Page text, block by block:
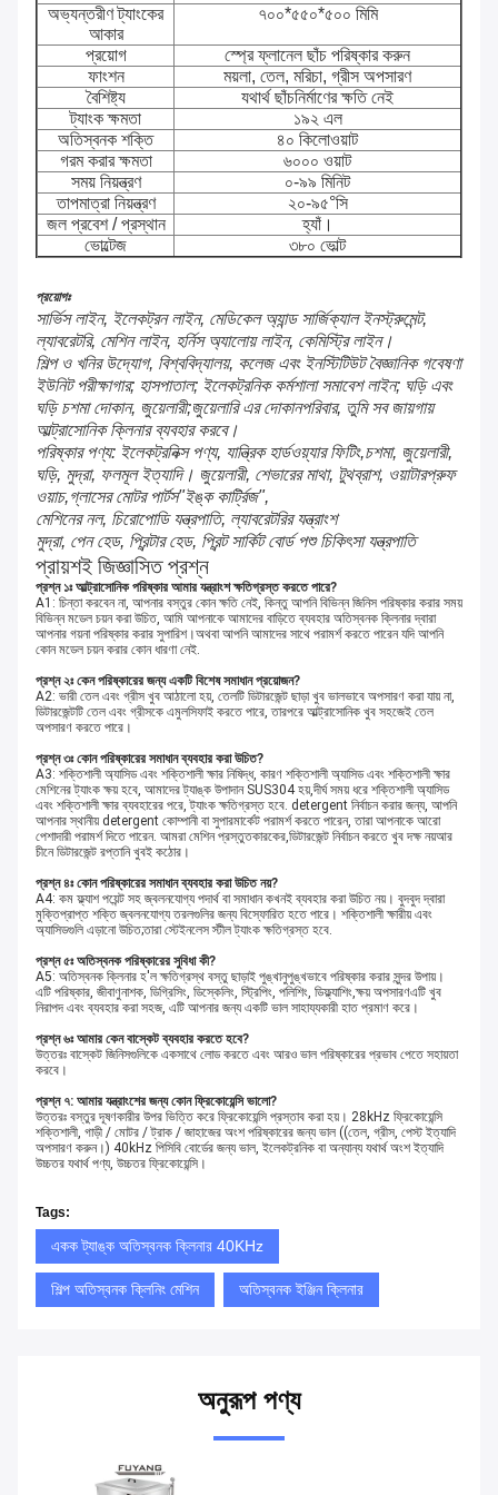
অভ্যন্তরীণ ট্যাংকের
আকার
৭০০*৫৫০*৫০০ মিমি
প্রয়োগ
স্প্রে ফ্লানেল ছাঁচ পরিষ্কার করুন
ফাংশন
ময়লা, তেল, মরিচা, গ্রীস অপসারণ
বৈশিষ্ট্য
যথার্থ ছাঁচনির্মাণের ক্ষতি নেই
ট্যাংক ক্ষমতা
১৯২ এল
অতিস্বনক শক্তি
৪০ কিলোওয়াট
গরম করার ক্ষমতা
৬০০০ ওয়াট
সময় নিয়ন্ত্রণ
০-৯৯ মিনিট
তাপমাত্রা নিয়ন্ত্রণ
২০-৯৫°সি
জল প্রবেশ / প্রস্থান
হ্যাঁ।
ভোল্টেজ
৩৮০ ভোল্ট
প্রয়োগঃ
সার্ভিস লাইন, ইলেকট্রন লাইন, মেডিকেল অ্যান্ড সার্জিক্যাল ইনস্ট্রুমেন্ট,
ল্যাবরেটরি, মেশিন লাইন, হর্নিস অ্যালোয় লাইন, কেমিস্ট্রি লাইন।
শিল্প ও খনির উদ্যোগ, বিশ্ববিদ্যালয়, কলেজ এবং ইনস্টিটিউট বৈজ্ঞানিক গবেষণা
ইউনিট পরীক্ষাগার; হাসপাতাল; ইলেকট্রনিক কর্মশালা সমাবেশ লাইন; ঘড়ি এবং
ঘড়ি চশমা দোকান, জুয়েলারী;জুয়েলারি এর দোকানপরিবার, তুমি সব জায়গায়
আল্ট্রাসোনিক ক্লিনার ব্যবহার করবে।
পরিষ্কার পণ্য: ইলেকট্রনিক্স পণ্য, যান্ত্রিক হার্ডওয়্যার ফিটিং,চশমা, জুয়েলারী,
ঘড়ি, মুদ্রা, ফলমূল ইত্যাদি। জুয়েলারী, শেভারের মাথা, টুথব্রাশ, ওয়াটারপ্রুফ
ওয়াচ,গ্লাসের মোটর পার্টস"ইঙ্ক কার্ট্রিজ",
মেশিনের নল, চিরোপোডি যন্ত্রপাতি, ল্যাবরেটরির যন্ত্রাংশ
মুদ্রা, পেন হেড, প্রিন্টার হেড, প্রিন্ট সার্কিট বোর্ড পশু চিকিৎসা যন্ত্রপাতি
প্রায়শই জিজ্ঞাসিত প্রশ্ন
প্রশ্ন ১ঃ আল্ট্রাসোনিক পরিষ্কার আমার যন্ত্রাংশ ক্ষতিগ্রস্ত করতে পারে?
A1: চিন্তা করবেন না, আপনার বস্তুর কোন ক্ষতি নেই, কিন্তু আপনি বিভিন্ন জিনিস পরিষ্কার করার সময়
বিভিন্ন মডেল চয়ন করা উচিত, আমি আপনাকে আমাদের বাড়িতে ব্যবহার অতিস্বনক ক্লিনার দ্বারা
আপনার গয়না পরিষ্কার করার সুপারিশ।অথবা আপনি আমাদের সাথে পরামর্শ করতে পারেন যদি আপনি
কোন মডেল চয়ন করার কোন ধারণা নেই.
প্রশ্ন ২ঃ কেন পরিষ্কারের জন্য একটি বিশেষ সমাধান প্রয়োজন?
A2: ভারী তেল এবং গ্রীস খুব আঠালো হয়, তেলটি ডিটারজেন্ট ছাড়া খুব ভালভাবে অপসারণ করা যায় না,
ডিটারজেন্টটি তেল এবং গ্রীসকে এমুলসিফাই করতে পারে, তারপরে আল্ট্রাসোনিক খুব সহজেই তেল
অপসারণ করতে পারে।
প্রশ্ন ৩ঃ কোন পরিষ্কারের সমাধান ব্যবহার করা উচিত?
A3: শক্তিশালী অ্যাসিড এবং শক্তিশালী ক্ষার নিষিদ্ধ, কারণ শক্তিশালী অ্যাসিড এবং শক্তিশালী ক্ষার
মেশিনের ট্যাংক ক্ষয় হবে, আমাদের ট্যাঙ্ক উপাদান SUS304 হয়,দীর্ঘ সময় ধরে শক্তিশালী অ্যাসিড
এবং শক্তিশালী ক্ষার ব্যবহারের পরে, ট্যাংক ক্ষতিগ্রস্ত হবে. detergent নির্বাচন করার জন্য, আপনি
আপনার স্থানীয় detergent কোম্পানী বা সুপারমার্কেট পরামর্শ করতে পারেন, তারা আপনাকে আরো
পেশাদারী পরামর্শ দিতে পারেন. আমরা মেশিন প্রস্তুতকারকের,ডিটারজেন্ট নির্বাচন করতে খুব দক্ষ নয়আর
চীনে ডিটারজেন্ট রপ্তানি খুবই কঠোর।
প্রশ্ন ৪ঃ কোন পরিষ্কারের সমাধান ব্যবহার করা উচিত নয়?
A4: কম ফ্ল্যাশ পয়েন্ট সহ জ্বলনযোগ্য পদার্থ বা সমাধান কখনই ব্যবহার করা উচিত নয়। বুদবুদ দ্বারা
মুক্তিপ্রাপ্ত শক্তি জ্বলনযোগ্য তরলগুলির জন্য বিস্ফোরিত হতে পারে। শক্তিশালী ক্ষারীয় এবং
অ্যাসিডগুলি এড়ানো উচিত;তারা স্টেইনলেস স্টীল ট্যাংক ক্ষতিগ্রস্ত হবে.
প্রশ্ন ৫ঃ অতিস্বনক পরিষ্কারের সুবিধা কী?
A5: অতিস্বনক ক্লিনার হ'ল ক্ষতিগ্রস্থ বস্তু ছাড়াই পুঙ্খানুপুঙ্খভাবে পরিষ্কার করার সুন্দর উপায়।
এটি পরিষ্কার, জীবাণুনাশক, ডিগ্রিসিং, ডিস্কেলিং, স্ট্রিপিং, পলিশিং, ডিফ্ল্যাশিং,ক্ষয় অপসারণএটি খুব
নিরাপদ এবং ব্যবহার করা সহজ, এটি আপনার জন্য একটি ভাল সাহায্যকারী হাত প্রমাণ করে।
প্রশ্ন ৬ঃ আমার কেন বাস্কেট ব্যবহার করতে হবে?
উত্তরঃ বাস্কেট জিনিসগুলিকে একসাথে লোড করতে এবং আরও ভাল পরিষ্কারের প্রভাব পেতে সহায়তা
করবে।
প্রশ্ন ৭: আমার যন্ত্রাংশের জন্য কোন ফ্রিকোয়েন্সি ভালো?
উত্তরঃ বস্তুর দূষণকারীর উপর ভিত্তি করে ফ্রিকোয়েন্সি প্রস্তাব করা হয়। 28kHz ফ্রিকোয়েন্সি
শক্তিশালী, গাড়ী / মোটর / ট্রাক / জাহাজের অংশ পরিষ্কারের জন্য ভাল ((তেল, গ্রীস, পেস্ট ইত্যাদি
অপসারণ করুন।) 40kHz পিসিবি বোর্ডের জন্য ভাল, ইলেকট্রনিক বা অন্যান্য যথার্থ অংশ ইত্যাদি
উচ্চতর যথার্থ পণ্য, উচ্চতর ফ্রিকোয়েন্সি।
Tags:
একক ট্যাঙ্ক অতিস্বনক ক্লিনার 40KHz
শিল্প অতিস্বনক ক্লিনিং মেশিন অতিস্বনক ইঞ্জিন ক্লিনার
অনুরূপ পণ্য